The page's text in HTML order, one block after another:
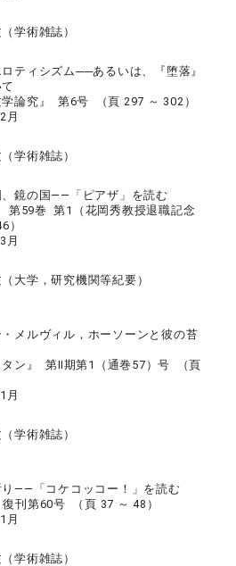
学術雑誌）
ティシズム──あるいは、『堕落』
学論究』 第6号 （頁 297 ～ 302）
月
学術雑誌）
鏡の国――「ピアザ」を読む
第59巻 第1（花岡秀教授退職記念
）
月
大学，研究機関等紀要）
メルヴィル，ホーソーンと彼の苔
タン』 第Ⅱ期第1（通巻57）号 （頁
月
学術雑誌）
――「コケコッコー！」を読む
復刊第60号 （頁 37 ～ 48）
月
学術雑誌）